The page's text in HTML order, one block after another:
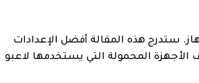
ستدرج هذه المقالة أفضل الإعدادات
المحمولة التي يستخدمها لاعبو